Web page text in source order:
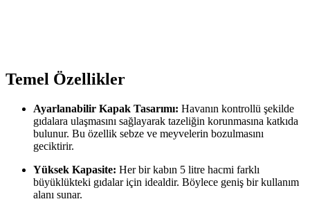
Temel Özellikler
Ayarlanabilir Kapak Tasarımı: Havanın kontrollü şekilde
gıdalara ulaşmasını sağlayarak tazeliğin korunmasına katkıda
bulunur. Bu özellik sebze ve meyvelerin bozulmasını
geciktirir.
Yüksek Kapasite: Her bir kabın 5 litre hacmi farklı
büyüklükteki gıdalar için idealdir. Böylece geniş bir kullanım
alanı sunar.